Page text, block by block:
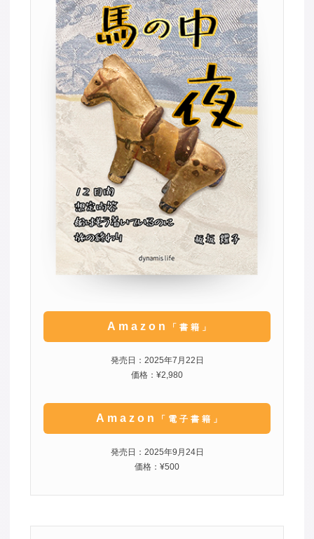
Amazon 「書籍」
発売日：2025年7月22日
価格：¥2,980
Amazon 「電子書籍」
発売日：2025年9月24日
価格：¥500